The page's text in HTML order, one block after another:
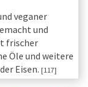
veganer
und
frischer
Öle und weitere
Eisen. [117]